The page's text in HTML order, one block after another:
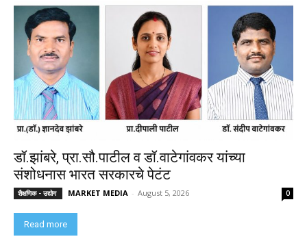
डॉ.झांबरे, प्रा.सौ.पाटील व डॉ.वाटेगांवकर यांच्या
संशोधनास भारत सरकारचे पेटंट
शैक्षणिक - उद्योग MARKET MEDIA - August 5, 2026 0
Read more